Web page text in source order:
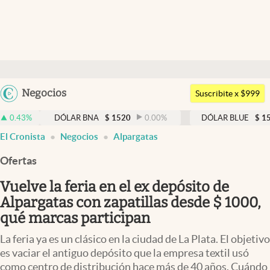
Argentina
Uruguay
Negocios
Members
Economía y Política
Finanzas y Mercados
Mercados Online
Negocios
Columnistas
Apertura
Suscribite x $999
DÓLAR BNA $ 1520 0.00% DÓLAR BLUE $ 1525 -0.33
El Cronista Negocios Alpargatas
Ofertas
Vuelve la feria en el ex depósito de
Alpargatas con zapatillas desde $ 1000,
qué marcas participan
La feria ya es un clásico en la ciudad de La Plata. El objetivo
es vaciar el antiguo depósito que la empresa textil usó
como centro de distribución hace más de 40 años. Cuándo